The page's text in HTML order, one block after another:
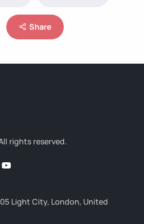
Share
rights reserved.
Light City, London, United